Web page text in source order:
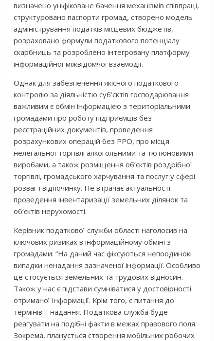
визначено уніфіковане бачення механізмів співпраці,
структуровано паспорти громад, створено модель
адміністрування податків місцевих бюджетів,
розраховано формули податкового потенціалу
скарбниць та розроблено інтегровану платформу
інформаційної міжвідомчої взаємодії.
Однак для забезпечення якісного податкового
контролю за діяльністю суб’єктів господарювання
важливим є обмін інформацією з територіальними
громадами про роботу підприємців без
реєстраційних документів, проведення
розрахункових операцій без РРО, про місця
нелегальної торгівлі алкогольними та тютюновими
виробами, а також розміщення об’єктів роздрібної
торгівлі, громадського харчування та послуг у сфері
розваг і відпочинку. Не втрачає актуальності
проведення інвентаризації земельних ділянок та
об’єктів нерухомості.
Керівник податкової служби області наголосив на
ключових ризиках в інформаційному обміні з
громадами: “На даний час фіксуються непоодинокі
випадки ненадання зазначеної інформації. Особливо
це стосується земельних та трудових відносин.
Також у нас є підстави сумніватися у достовірності
отриманої інформації. Крім того, є питання до
термінів її надання. Податкова служба буде
реагувати на подібні факти в межах правового поля.
Зокрема, планується створення мобільних робочих